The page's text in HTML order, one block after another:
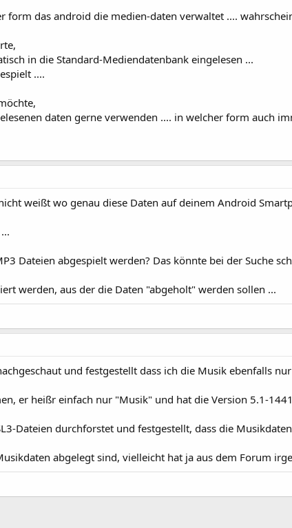
form das android die medien-daten verwaltet ....
in die Standard-Mediendatenbank eingelesen ...
....
daten gerne verwenden .... in welcher form auch
weißt wo genau diese Daten auf deinem Android
Dateien abgespielt werden? Das könnte bei der Suche
werden, aus der die Daten "abgeholt" werden sollen ...
und festgestellt dass ich die Musik ebenfalls
er heißr einfach nur "Musik" und hat die Version 5.1-
Dateien durchforstet und festgestellt, dass die
abgelegt sind, vielleicht hat ja aus dem Forum